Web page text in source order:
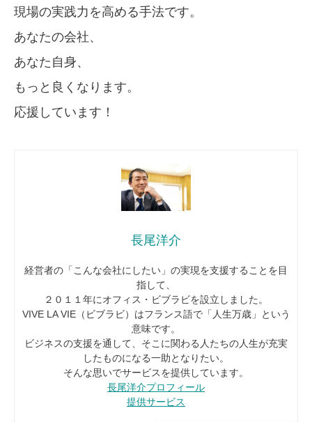
現場の実践力を高める手法です。
あなたの会社、
あなた自身、
もっと良くなります。
応援しています！
長尾洋介
経営者の「こんな会社にしたい」の実現を支援することを目
指して、
２０１１年にオフィス・ビブラビを設立しました。
VIVE LA VIE（ビブラビ）はフランス語で「人生万歳」という
意味です。
ビジネスの支援を通して、そこに関わる人たちの人生が充実
したものになる一助となりたい。
そんな思いでサービスを提供しています。
長尾洋介プロフィール
提供サービス